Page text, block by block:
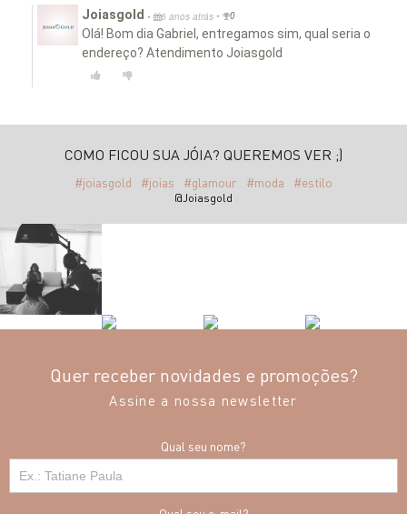
Joiasgold • 6 anos atrás • 0
Olá! Bom dia Gabriel, entregamos sim, qual seria o
endereço? Atendimento Joiasgold
COMO FICOU SUA JÓIA? QUEREMOS VER ;)
#joiasgold #joias #glamour #moda #estilo
@Joiasgold
Quer receber novidades e promoções?
Assine a nossa newsletter
Qual seu nome?